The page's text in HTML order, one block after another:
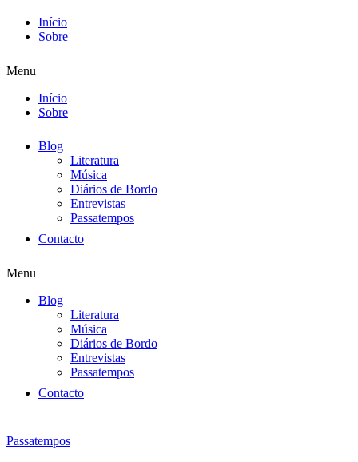
Início
Sobre
Menu
Início
Sobre
Blog
Literatura
Música
Diários de Bordo
Entrevistas
Passatempos
Contacto
Menu
Blog
Literatura
Música
Diários de Bordo
Entrevistas
Passatempos
Contacto
Passatempos